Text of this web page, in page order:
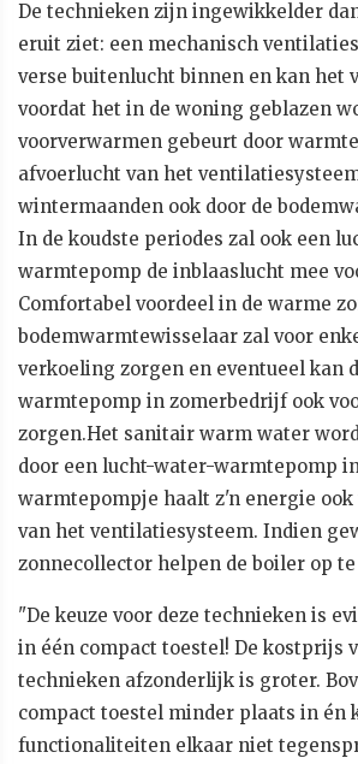
De technieken zijn ingewikkelder
eruit ziet: een mechanisch
verse buitenlucht binnen en kan het
voordat het in de woning geblazen
voorverwarmen gebeurt door
afvoerlucht van het
wintermaanden ook door de
In de koudste periodes zal ook een
warmtepomp de inblaaslucht mee
Comfortabel voordeel in de warme
bodemwarmtewisselaar zal voor
verkoeling zorgen en eventueel kan
warmtepomp in zomerbedrijf ook
zorgen.Het sanitair warm water
door een lucht-water-warmtepomp
warmtepompje haalt z'n energie
van het ventilatiesysteem. Indien
zonnecollector helpen de boiler op
"De keuze voor deze technieken is
in één compact toestel! De kostprijs
technieken afzonderlijk is groter.
compact toestel minder plaats in én
functionaliteiten elkaar niet